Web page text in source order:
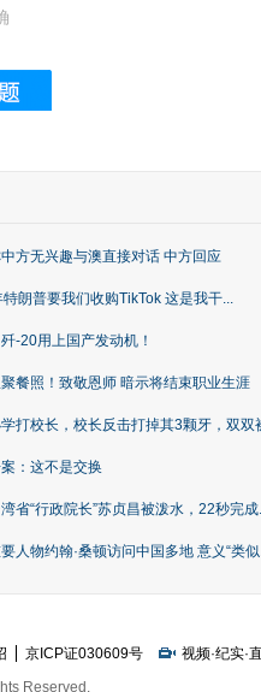
禁城
方无兴趣与澳直接对话 中方回应
朗普要我们收购TikTok 这是我干...
-20用上国产发动机！
餐照！致敬恩师 暗示将结束职业生涯
打校长，校长反击打掉其3颗牙，双双
：这不是交换
省“行政院长”苏贞昌被泼水，22秒完成
人物约翰·桑顿访问中国多地 意义“类
京ICP证030609号 视频·纪实·
Reserved.